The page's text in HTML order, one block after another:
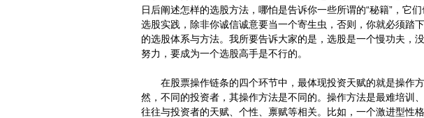
日后阐述怎样的选股方法，哪怕是告诉你一些所谓的“秘籍”，它
选股实践，除非你诚信诚意要当一个寄生虫，否则，你就必须踏
的选股体系与方法。我所要告诉大家的是，选股是一个慢功夫，
努力，要成为一个选股高手是不行的。
在股票操作链条的四个环节中，最体现投资天赋的就是操作方
然，不同的投资者，其操作方法是不同的。操作方法是最难培训
往往与投资者的天赋、个性、禀赋等相关。比如，一个激进型性